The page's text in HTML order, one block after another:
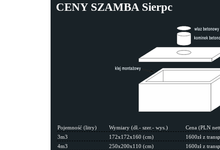
CENY SZAMBA Sierpc
Pojemność (litry) Wymiary (dł.- szer.- wys.)
Cena (PLN
3m3
172x172x160 (cm)
1600zł z
4m3
250x200x110 (cm)
1600zł z